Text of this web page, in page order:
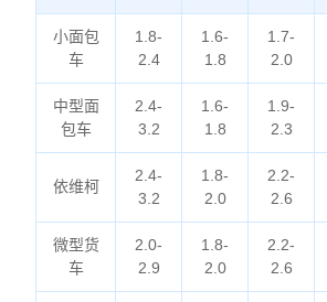
小面包
车
1.8-
2.4
1.6-
1.8
1.7-
2.0
中型面
包车
2.4-
3.2
1.6-
1.8
1.9-
2.3
依维柯
2.4-
3.2
1.8-
2.0
2.2-
2.6
微型货
车
2.0-
2.9
1.8-
2.0
2.2-
2.6